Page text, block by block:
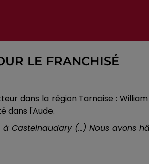
LE FRANCHISÉ
dans la région Tarnaise :
dans l'Aude.
Castelnaudary (...) Nous